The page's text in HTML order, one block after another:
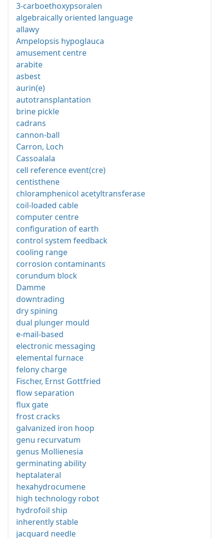
3-carboethoxypsoralen
algebraically oriented language
allawy
Ampelopsis hypoglauca
amusement centre
arabite
asbest
aurin(e)
autotransplantation
brine pickle
cadrans
cannon-ball
Carron, Loch
Cassoalala
cell reference event(cre)
centisthene
chloramphenicol acetyltransferase
coil-loaded cable
computer centre
configuration of earth
control system feedback
cooling range
corrosion contaminants
corundum block
Damme
downtrading
dry spining
dual plunger mould
e-mail-based
electronic messaging
elemental furnace
felony charge
Fischer, Ernst Gottfried
flow separation
flux gate
frost cracks
galvanized iron hoop
genu recurvatum
genus Mollienesia
germinating ability
heptalateral
hexahydrocumene
high technology robot
hydrofoil ship
inherently stable
jacquard needle